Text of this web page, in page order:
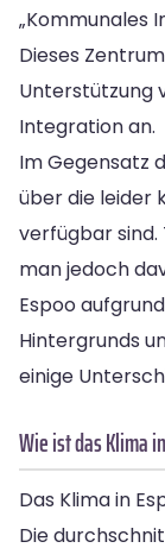
„Kommunales
Dieses
Unterstützung
Integration an.
Im Gegensatz
über die leider
verfügbar
man jedoch
Espoo
Hintergrunds
einige
Wie ist das Klima
Das Klima in
Die